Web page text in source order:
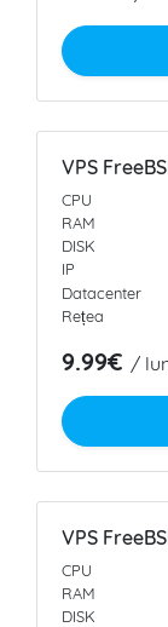
VPS
CPU
RAM
DISK
IP
Datacenter
Rețea
9.99€ /
VPS
CPU
RAM
DISK